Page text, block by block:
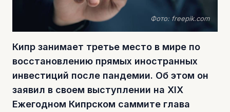
Фото: freepik.com
Кипр занимает третье место в мире по
восстановлению прямых иностранных
инвестиций после пандемии. Об этом он
заявил в своем выступлении на XIX
Ежегодном Кипрском саммите глава